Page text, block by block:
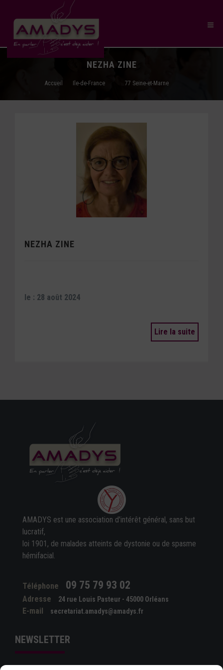
NEZHA ZINE
Accueil Ile-de-France 77 Seine-et-Marne
NEZHA ZINE
le : 28 août 2024
Lire la suite
AMADYS est une association d'intérêt général, sans but
lucratif,
loi 1901, de malades atteints de dystonie ou de spasme
hémifacial.
Téléphone 09 75 79 93 02
Adresse 24 rue Louis Pasteur - 45000 Orléans
E-mail secretariat.amadys@amadys.fr
NEWSLETTER